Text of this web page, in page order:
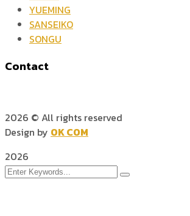
YUEMING
SANSEIKO
SONGU
Contact
2026 © All rights reserved
Design by OK COM
2026